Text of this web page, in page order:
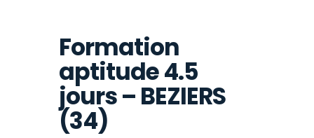
Formation
aptitude 4.5
jours – BEZIERS
(34)